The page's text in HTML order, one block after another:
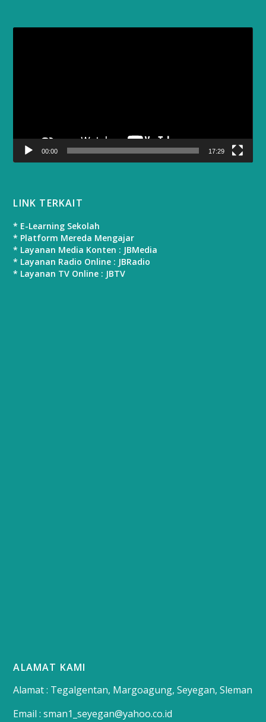
00:00 17:29
LINK TERKAIT
* E-Learning Sekolah
* Platform Mereda Mengajar
* Layanan Media Konten : JBMedia
* Layanan Radio Online : JBRadio
* Layanan TV Online : JBTV
ALAMAT KAMI
Alamat : Tegalgentan, Margoagung, Seyegan, Sleman
Email : sman1_seyegan@yahoo.co.id